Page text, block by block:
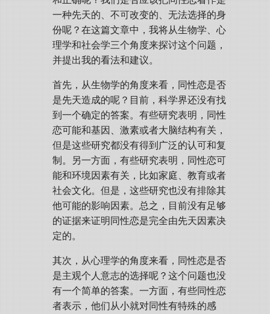
一种先天的、不可改变的、无法选择的身
份呢？在这篇文章中，我将从生物学、心
理学和社会学三个角度来探讨这个问题，
并提出我的看法和建议。
首先，从生物学的角度来看，同性恋是否
是先天造成的呢？目前，科学界还没有找
到一个确定的答案。有些研究表明，同性
恋可能和基因、激素或者大脑结构有关，
但是这些研究都没有得到广泛的认可和复
制。另一方面，有些研究表明，同性恋可
能和环境因素有关，比如家庭、教育或者
社会文化。但是，这些研究也没有排除其
他可能的影响因素。总之，目前没有足够
的证据来证明同性恋是完全由先天因素决
定的。
其次，从心理学的角度来看，同性恋是否
是主观个人意志的选择呢？这个问题也没
有一个简单的答案。一方面，有些同性恋
者表示，他们从小就对同性有特殊的感